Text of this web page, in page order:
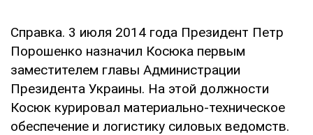
Справка. 3 июля 2014 года Президент Петр
Порошенко назначил Косюка первым
заместителем главы Администрации
Президента Украины. На этой должности
Косюк курировал материально-техническое
обеспечение и логистику силовых ведомств.